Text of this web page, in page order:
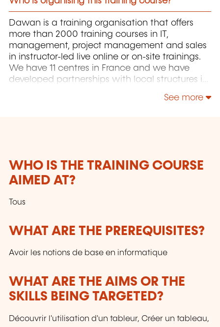
Dawan is a training organisation that offers
more than 2000 training courses in IT,
management, project management and sales
in instructor-led live online or on-site trainings.
We have 11 centres in France and we have
developed partnerships with local structures in
catalogue includes hundreds of topics: Java,
teaching experience. Constantly renewed, they
are adapted to the requirements of our
customers and to the evolution of technologies.
See more
WHO IS THE TRAINING COURSE
AIMED AT?
Tous
WHAT ARE THE PREREQUISITES?
Avoir les notions de base en informatique
WHAT ARE THE AIMS OR THE
SKILLS BEING TARGETED?
Découvrir l'utilisation d'un tableur, Créer un tableau,